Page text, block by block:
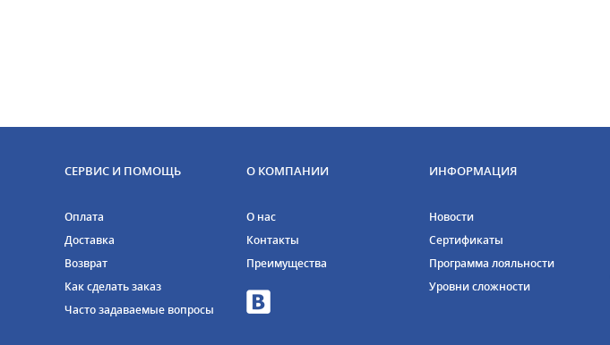
СЕРВИС И ПОМОЩЬ
Оплата
Доставка
Возврат
Как сделать заказ
Часто задаваемые вопросы
О КОМПАНИИ
О нас
Контакты
Преимущества
ИНФОРМАЦИЯ
Новости
Сертификаты
Программа лояльности
Уровни сложности